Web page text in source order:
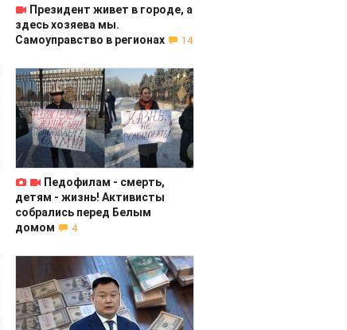
Президент живет в городе, а
здесь хозяева мы.
Самоуправство в регионах
14
Педофилам - смерть,
детям - жизнь! Активисты
собрались перед Белым
домом
4